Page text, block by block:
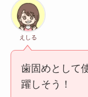
えしる
歯固めとして
躍しそう！